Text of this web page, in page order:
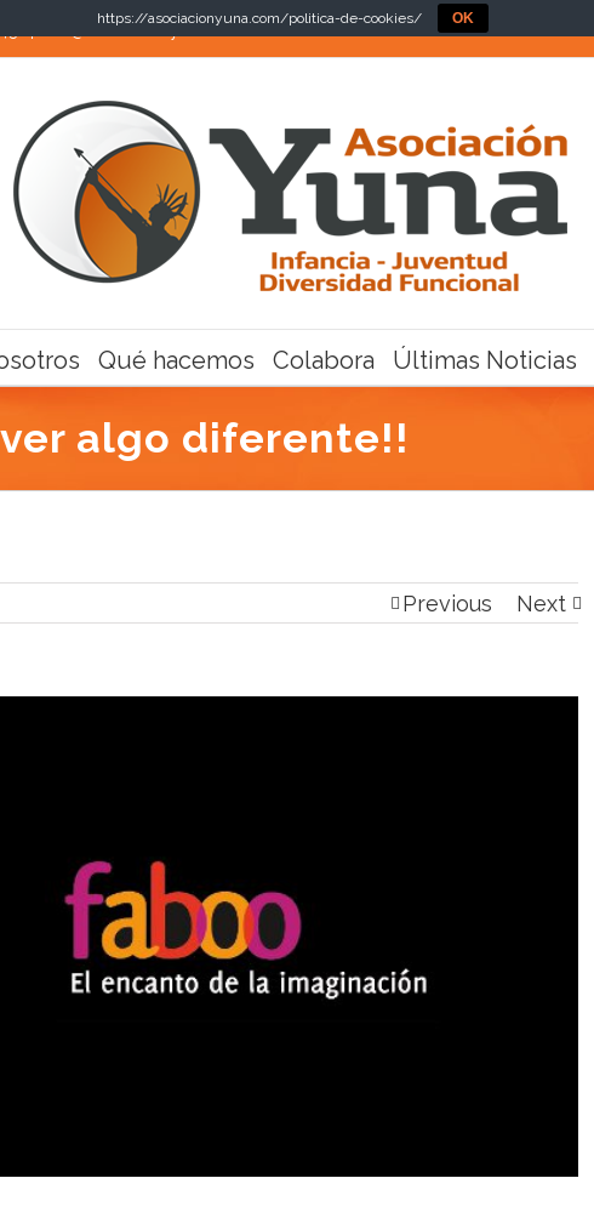
info@asociacionyuna.com
Qué hacemos Colabora Últimas Noticias
algo diferente!!
Previous Next
https://asociacionyuna.com/politica-de-cookies/ OK